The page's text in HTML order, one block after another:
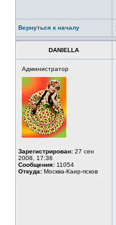
Вернуться к началу
DANIELLA
Администратор
Зарегистрирован: 27 сен
2008, 17:36
Сообщения: 11054
Откуда: Москва-Каир-псков